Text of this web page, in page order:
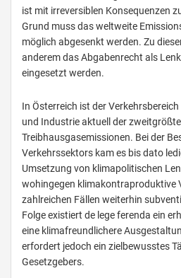
ist mit irreversiblen Konsequenzen
Grund muss das weltweite
möglich abgesenkt werden. Zu
anderem das Abgabenrecht als
eingesetzt werden.
In Österreich ist der
und Industrie aktuell der
Treibhausgasemissionen. Bei der
Verkehrssektors kam es bis dato
Umsetzung von klimapolitischen
wohingegen klimakontraproduktive
zahlreichen Fällen weiterhin
Folge existiert de lege ferenda ein
eine klimafreundlichere
erfordert jedoch ein zielbewusstes
Gesetzgebers.